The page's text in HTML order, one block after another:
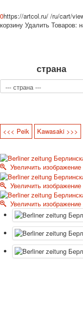
0https://artcol.ru/ /ru/cart/
корзину Удалить Товаров:
страна
<<< Peik Kawasaki >>>
Увеличить изображение
Увеличить изображение
Увеличить изображение